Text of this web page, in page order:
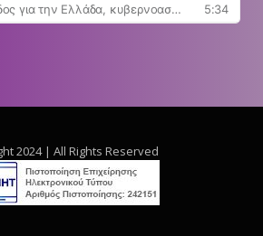
2024 | All Rights Reserved